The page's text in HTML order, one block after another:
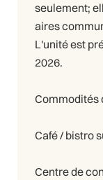
seulement;
aires
L'unité est
2026.
Commodités
Café / bistro
Centre de